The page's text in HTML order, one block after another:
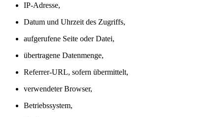
IP-Adresse,
Datum und Uhrzeit des Zugriffs,
aufgerufene Seite oder Datei,
übertragene Datenmenge,
Referrer-URL, sofern übermittelt,
verwendeter Browser,
Betriebssystem,